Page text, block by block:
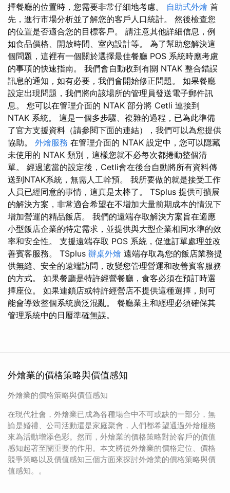
擇餐廳的位置時，您需要非常仔細地考慮。 自助式外燴 首
先，進行市場分析並了解您的客戶人口統計。 然後檢查您
的位置是否適合您的目標客戶。 請注意其他詳細信息，例
如食品價格、開放時間、室內設計等。 為了幫助您解決這
個問題，這裡有一個關於選擇最佳餐廳 POS 系統時應考慮
的事項的快速指南。 我們會自動收到有關 NTAK 整合錯誤
訊息的通知，如有必要，我們會開始修正問題。 如果餐廳
設定出現問題，我們將向該場所的管理員發送電子郵件訊
息。 您可以在管理介面的 NTAK 部分將 Cetli 連接到
NTAK 系統。 這是一個多步驟、複雜的過程，已為此準備
了官方支援資料（請參閱下面的連結），我們可以為您提供
協助。 外燴服務 在管理介面的 NTAK 設定中，您可以隱藏
未使用的 NTAK 類別，這樣您就不必每次都捲動整個清
單。 經過適當的設定後，Cetli會在後台自動將所有資料傳
送到NTAK系統，無需人工幹預。 我所要做的就是接受工作
人員已經同意的事情，這真是太棒了。 TSplus 提供可擴展
的解決方案，非常適合希望在不增加大量前期成本的情況下
增加營運的精品飯店。 我們的遠端存取解決方案旨在適應
小型飯店企業的特定需求，並提供與大型企業相同水準的效
率和安全性。 支援遠端存取 POS 系統，促進訂單處理並改
善賓客服務。 TSplus 辦桌外燴 遠端存取為您的飯店業務提
供無縫、安全的遠端訪問，改變您管理營運和改善賓客服務
的方式。 如果餐廳是特許經營餐廳，食客必須在預訂時選
擇座位。 如果連鎖店或特許經營店不提供這種選擇，則可
能會導致整個系統廣泛混亂。 餐廳業主和經理必須確保其
管理系統中的日曆準確無誤。
外燴業的價格策略與價值感知
外燴業的價格策略與價值感知
在現代社會，外燴業已成為各種場合中不可或缺的一部分，無
論是婚禮、公司活動還是家庭聚會，人們都希望通過外燴服務
來為活動增添色彩。然而，外燴業的價格策略對於客戶的價值
感知起著至關重要的作用。本文將從外燴業的價格定位、價格
競爭策略以及價值感知三個方面來探討外燴業的價格策略與價
值感知。。